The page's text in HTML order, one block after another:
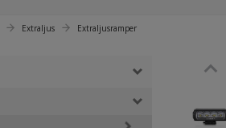
Extraljus
Extraljusramper